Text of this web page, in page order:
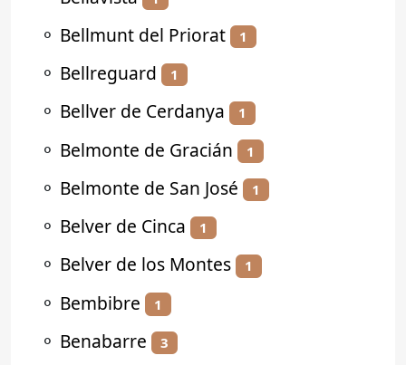
⚬ Bellmunt del Priorat 1
⚬ Bellreguard 1
⚬ Bellver de Cerdanya 1
⚬ Belmonte de Gracián 1
⚬ Belmonte de San José 1
⚬ Belver de Cinca 1
⚬ Belver de los Montes 1
⚬ Bembibre 1
⚬ Benabarre 3